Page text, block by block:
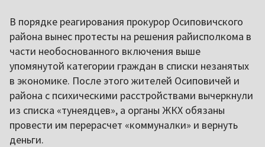
В порядке реагирования прокурор Осиповичского
района вынес протесты на решения райисполкома в
части необоснованного включения выше
упомянутой категории граждан в списки незанятых
в экономике. После этого жителей Осиповичей и
района с психическими расстройствами вычеркнули
из списка «тунеядцев», а органы ЖКХ обязаны
провести им перерасчет «коммуналки» и вернуть
деньги.